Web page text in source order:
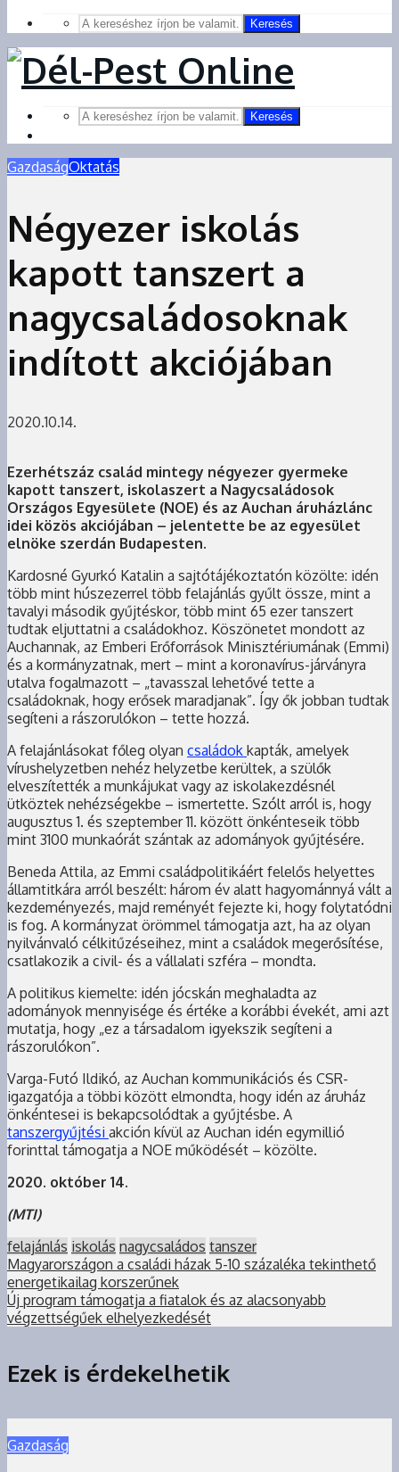
Keresés
Keresés
GazdaságOktatás
Négyezer iskolás
kapott tanszert a
nagycsaládosoknak
indított akciójában
2020.10.14.
Ezerhétszáz család mintegy négyezer gyermeke
kapott tanszert, iskolaszert a Nagycsaládosok
Országos Egyesülete (NOE) és az Auchan áruházlánc
idei közös akciójában – jelentette be az egyesület
elnöke szerdán Budapesten.
Kardosné Gyurkó Katalin a sajtótájékoztatón közölte: idén
több mint húszezerrel több felajánlás gyűlt össze, mint a
tavalyi második gyűjtéskor, több mint 65 ezer tanszert
tudtak eljuttatni a családokhoz. Köszönetet mondott az
Auchannak, az Emberi Erőforrások Minisztériumának (Emmi)
és a kormányzatnak, mert – mint a koronavírus-járványra
utalva fogalmazott – „tavasszal lehetővé tette a
családoknak, hogy erősek maradjanak”. Így ők jobban tudtak
segíteni a rászorulókon – tette hozzá.
A felajánlásokat főleg olyan családok kapták, amelyek
vírushelyzetben nehéz helyzetbe kerültek, a szülők
elveszítették a munkájukat vagy az iskolakezdésnél
ütköztek nehézségekbe – ismertette. Szólt arról is, hogy
augusztus 1. és szeptember 11. között önkénteseik több
mint 3100 munkaórát szántak az adományok gyűjtésére.
Beneda Attila, az Emmi családpolitikáért felelős helyettes
államtitkára arról beszélt: három év alatt hagyománnyá vált a
kezdeményezés, majd reményét fejezte ki, hogy folytatódni
is fog. A kormányzat örömmel támogatja azt, ha az olyan
nyilvánvaló célkitűzéseihez, mint a családok megerősítése,
csatlakozik a civil- és a vállalati szféra – mondta.
A politikus kiemelte: idén jócskán meghaladta az
adományok mennyisége és értéke a korábbi évekét, ami azt
mutatja, hogy „ez a társadalom igyekszik segíteni a
rászorulókon”.
Varga-Futó Ildikó, az Auchan kommunikációs és CSR-
igazgatója a többi között elmondta, hogy idén az áruház
önkéntesei is bekapcsolódtak a gyűjtésbe. A
tanszergyűjtési akción kívül az Auchan idén egymillió
forinttal támogatja a NOE működését – közölte.
2020. október 14.
(MTI)
felajánlás iskolás nagycsaládos tanszer
Magyarországon a családi házak 5-10 százaléka tekinthető
energetikailag korszerűnek
Új program támogatja a fiatalok és az alacsonyabb
végzettségűek elhelyezkedését
Ezek is érdekelhetik
Gazdaság